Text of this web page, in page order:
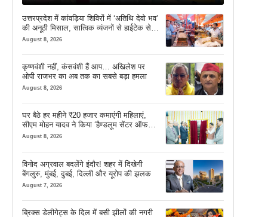
उत्तरप्रदेश में कांवड़िया शिविरों में ‘अतिथि देवो भव’
की अनूठी मिसाल, सात्विक व्यंजनों से हाईटेक सेवा
तक खास इंतजाम
August 8, 2026
कृष्णवंशी नहीं, कंसवंशी हैं आप… अखिलेश पर
ओपी राजभर का अब तक का सबसे बड़ा हमला
August 8, 2026
घर बैठे हर महीने ₹20 हजार कमाएंगी महिलाएं,
सीएम मोहन यादव ने किया ‘हैण्डलूम सेंटर ऑफ
एक्सीलेंस’ का शुभारंभ
August 8, 2026
विनोद अग्रवाल बदलेंगे इंदौर! शहर में दिखेगी
बेंगलुरु, मुंबई, दुबई, दिल्ली और यूरोप की झलक
August 7, 2026
ब्रिक्स डेलीगेट्स के दिल में बसी झीलों की नगरी